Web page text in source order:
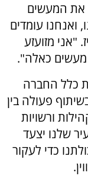
את המעשים
ואנחנו עומדים
"אני מזועזע
מעשים כאלה".
כלל החברה
פעולה בין
ורשויות
שלנו יצעד
כדי לעקור